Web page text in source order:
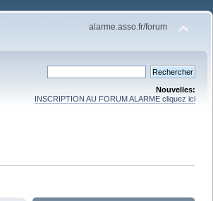
alarme.asso.fr/forum
Nouvelles:
INSCRIPTION AU FORUM ALARME cliquez ici